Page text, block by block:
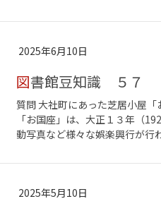
2025年6月10日
図書館豆知識 ５７
質問 大社町にあった芝居小屋
「お国座」は、大正１３年（
動写真など様々な娯楽興行が
2025年5月10日